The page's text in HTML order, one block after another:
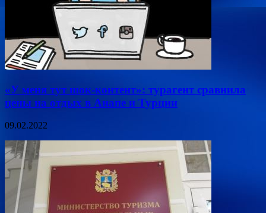
«У меня тут шок-контент»: турагент сравнила
цены на отдых в Анапе и Турции
09.02.2022